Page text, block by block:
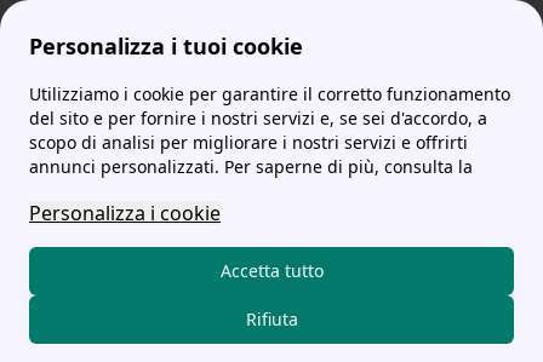
Personalizza i tuoi cookie
Utilizziamo i cookie per garantire il corretto funzionamento
del sito e per fornire i nostri servizi e, se sei d'accordo, a
scopo di analisi per migliorare i nostri servizi e offrirti
annunci personalizzati. Per saperne di più, consulta la
Personalizza i cookie
Accetta tutto
Rifiuta
Scopri le migliori tariffe energia e
chiamaci senza impegno per
attivarle
Chiama i nostri esperti e inizia a
risparmiare in bolletta!